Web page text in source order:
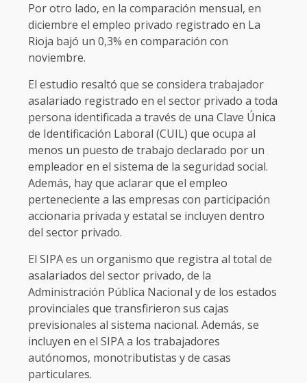
Por otro lado, en la comparación mensual, en
diciembre el empleo privado registrado en La
Rioja bajó un 0,3% en comparación con
noviembre.
El estudio resaltó que se considera trabajador
asalariado registrado en el sector privado a toda
persona identificada a través de una Clave Única
de Identificación Laboral (CUIL) que ocupa al
menos un puesto de trabajo declarado por un
empleador en el sistema de la seguridad social.
Además, hay que aclarar que el empleo
perteneciente a las empresas con participación
accionaria privada y estatal se incluyen dentro
del sector privado.
El SIPA es un organismo que registra al total de
asalariados del sector privado, de la
Administración Pública Nacional y de los estados
provinciales que transfirieron sus cajas
previsionales al sistema nacional. Además, se
incluyen en el SIPA a los trabajadores
autónomos, monotributistas y de casas
particulares.